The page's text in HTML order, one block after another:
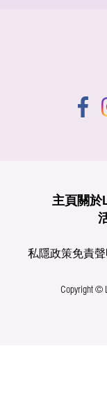
主頁 關於
私隱政策免責聲
Copyright ©